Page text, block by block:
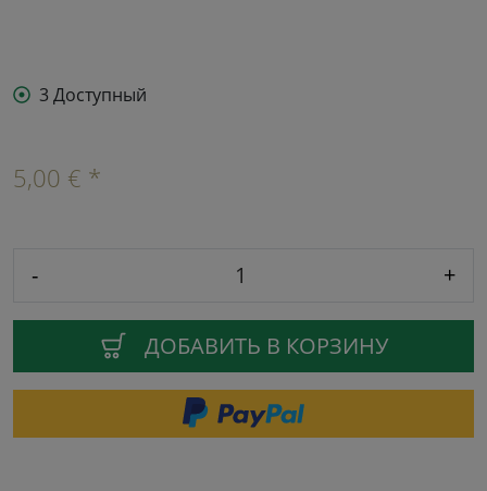
3 Доступный
5,00 € *
- +
ДОБАВИТЬ В КОРЗИНУ